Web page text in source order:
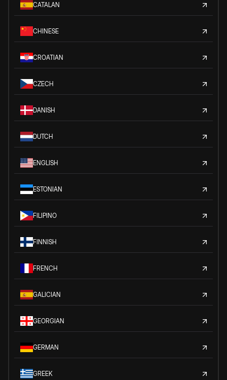
CATALAN
CHINESE
CROATIAN
CZECH
DANISH
DUTCH
ENGLISH
ESTONIAN
FILIPINO
FINNISH
FRENCH
GALICIAN
GEORGIAN
GERMAN
GREEK